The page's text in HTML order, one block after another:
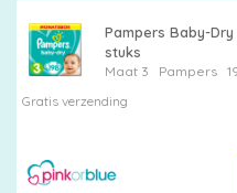
Pampers Baby-
stuks
Maat 3 Pampers
Gratis verzending